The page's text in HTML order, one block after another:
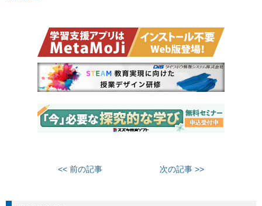
<< 前の記事 次の記事 >>